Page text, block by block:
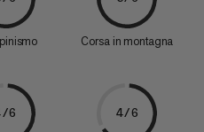
Corsa in montagna
6 4/6